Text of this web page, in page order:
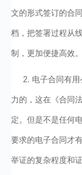
文的形式签订的合
档，把签署过程从
制，更加便捷高效。
2. 电子合同有
力的，这在《合同
定。但是不是任何
要求的电子合同才
举证的复杂程度和